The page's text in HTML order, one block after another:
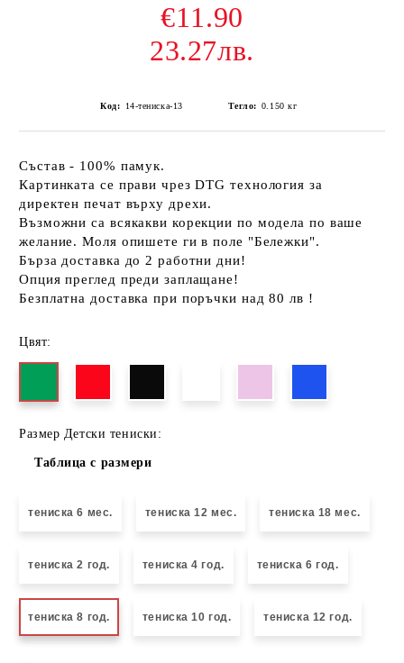
€11.90
23.27лв.
Код: 14-тениска-13 Тегло: 0.150 кг
Състав - 100% памук.
Картинката се прави чрез DTG технология за
директен печат върху дрехи.
Възможни са всякакви корекции по модела по ваше
желание. Моля опишете ги в поле "Бележки".
Бърза доставка до 2 работни дни!
Опция преглед преди заплащане!
Безплатна доставка при поръчки над 80 лв !
Цвят:
Размер Детски тениски:
Таблица с размери
тениска 6 мес. тениска 12 мес. тениска 18 мес.
тениска 2 год. тениска 4 год. тениска 6 год.
тениска 8 год. тениска 10 год. тениска 12 год.